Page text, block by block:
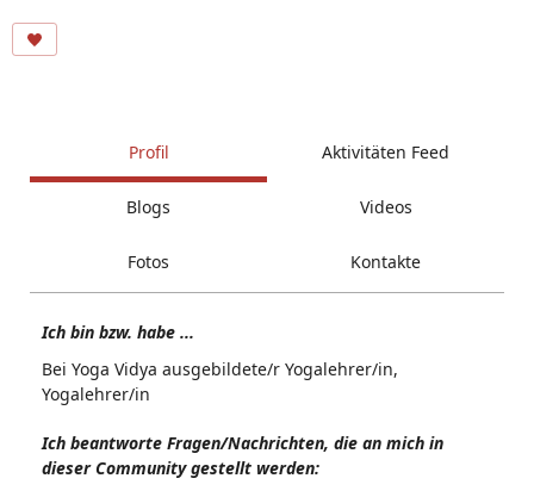
Profil Aktivitäten Feed
Blogs Videos
Fotos Kontakte
Ich bin bzw. habe ...
Bei Yoga Vidya ausgebildete/r Yogalehrer/in,
Yogalehrer/in
Ich beantworte Fragen/Nachrichten, die an mich in
dieser Community gestellt werden: